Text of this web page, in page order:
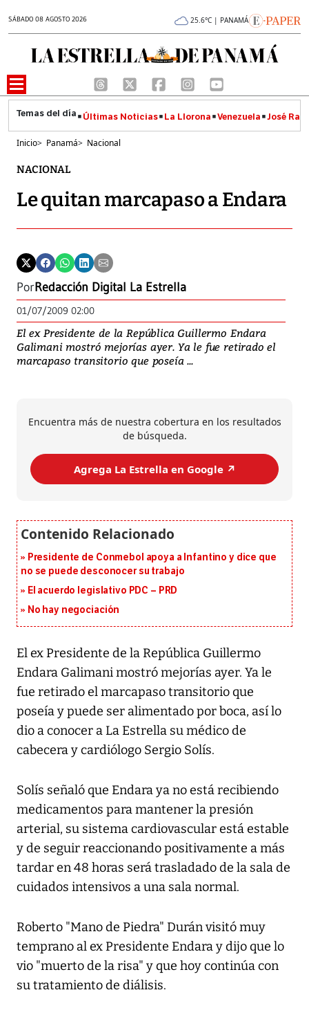
SÁBADO 08 AGOSTO 2026 25.6°C | PANAMÁ
Últimas Noticias La Llorona Venezuela José
Inicio> Panamá> Nacional
NACIONAL
Le quitan marcapaso a Endara
PorRedacción Digital La Estrella
01/07/2009 02:00
El ex Presidente de la República Guillermo Endara
Galimani mostró mejorías ayer. Ya le fue retirado el
marcapaso transitorio que poseía ...
Encuentra más de nuestra cobertura en los resultados
de búsqueda.
Agrega La Estrella en Google ↗️
Presidente de Conmebol apoya a Infantino y dice que
no se puede desconocer su trabajo
El acuerdo legislativo PDC – PRD
No hay negociación
El ex Presidente de la República Guillermo
Endara Galimani mostró mejorías ayer. Ya le
fue retirado el marcapaso transitorio que
poseía y puede ser alimentado por boca, así lo
dio a conocer a La Estrella su médico de
cabecera y cardiólogo Sergio Solís.
Solís señaló que Endara ya no está recibiendo
medicamentos para mantener la presión
arterial, su sistema cardiovascular está estable
y de seguir reaccionando positivamente a más
tardar en 48 horas será trasladado de la sala de
cuidados intensivos a una sala normal.
Roberto "Mano de Piedra" Durán visitó muy
temprano al ex Presidente Endara y dijo que lo
vio "muerto de la risa" y que hoy continúa con
su tratamiento de diálisis.